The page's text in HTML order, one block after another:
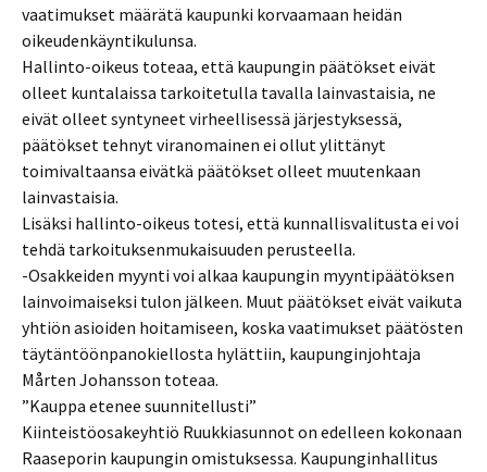
vaatimukset määrätä kaupunki korvaamaan heidän
oikeudenkäyntikulunsa.
Hallinto-oikeus toteaa, että kaupungin päätökset eivät
olleet kuntalaissa tarkoitetulla tavalla lainvastaisia, ne
eivät olleet syntyneet virheellisessä järjestyksessä,
päätökset tehnyt viranomainen ei ollut ylittänyt
toimivaltaansa eivätkä päätökset olleet muutenkaan
lainvastaisia.
Lisäksi hallinto-oikeus totesi, että kunnallisvalitusta ei voi
tehdä tarkoituksenmukaisuuden perusteella.
-Osakkeiden myynti voi alkaa kaupungin myyntipäätöksen
lainvoimaiseksi tulon jälkeen. Muut päätökset eivät vaikuta
yhtiön asioiden hoitamiseen, koska vaatimukset päätösten
täytäntöönpanokiellosta hylättiin, kaupunginjohtaja
Mårten Johansson toteaa.
”Kauppa etenee suunnitellusti”
Kiinteistöosakeyhtiö Ruukkiasunnot on edelleen kokonaan
Raaseporin kaupungin omistuksessa. Kaupunginhallitus